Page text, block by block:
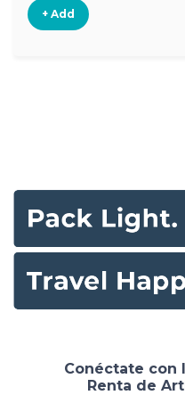
+ Add
Conéctate con
Renta de